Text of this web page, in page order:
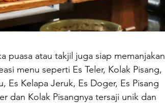
puasa atau takjil juga siap memanjakan
menu seperti Es Teler, Kolak Pisang,
Es Kelapa Jeruk, Es Doger, Es Pisang
dan Kolak Pisangnya tersaji unik dan